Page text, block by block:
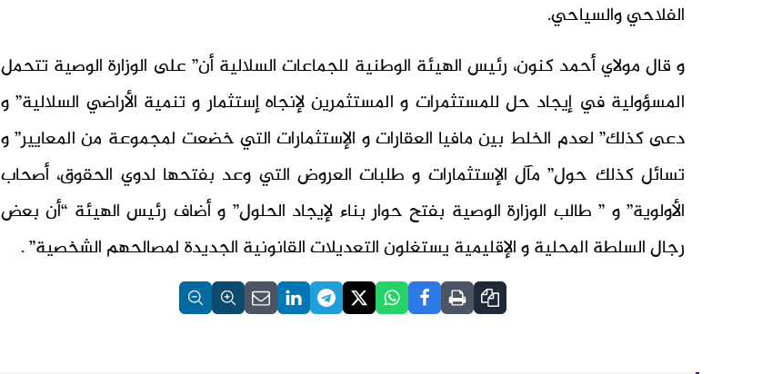
الفلاحي والسياحي.
و قال مولاي أحمد كنون، رئيس الهيئة الوطنية للجماعات السلالية أن” على الوزارة الوصية تتحمل
المسؤولية في إيجاد حل للمستثمرات و المستثمرين لإنجاه إستثمار و تنمية الأراضي السلالية” و
دعى كذلك” لعدم الخلط بين مافيا العقارات و الإستثمارات التي خضعت لمجموعة من المعايير” و
تسائل كذلك حول” مآل الإستثمارات و طلبات العروض التي وعد بفتحها لدوي الحقوق، أصحاب
الأولوية” و ” طالب الوزارة الوصية بفتح حوار بناء لإيجاد الحلول” و أضاف رئيس الهيئة “أن بعض
رجال السلطة المحلية و الإقليمية يستغلون التعديلات القانونية الجديدة لمصالحهم الشخصية” .